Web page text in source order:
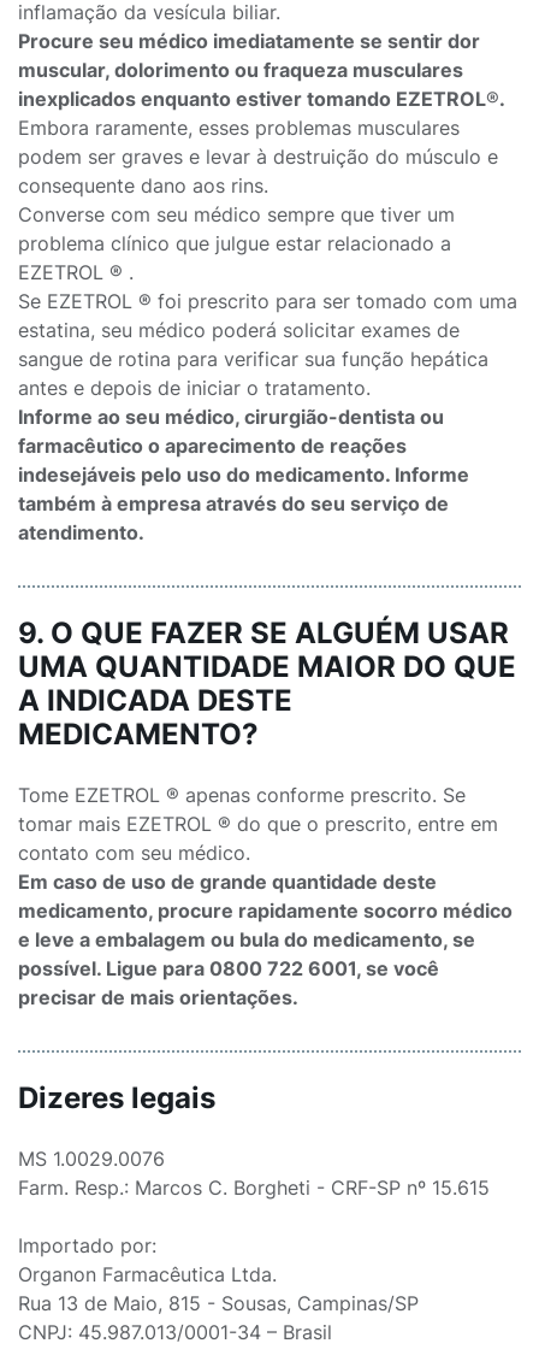
inflamação da vesícula biliar.
Procure seu médico imediatamente se sentir dor
muscular, dolorimento ou fraqueza musculares
inexplicados enquanto estiver tomando EZETROL®.
Embora raramente, esses problemas musculares
podem ser graves e levar à destruição do músculo e
consequente dano aos rins.
Converse com seu médico sempre que tiver um
problema clínico que julgue estar relacionado a
EZETROL ® .
Se EZETROL ® foi prescrito para ser tomado com uma
estatina, seu médico poderá solicitar exames de
sangue de rotina para verificar sua função hepática
antes e depois de iniciar o tratamento.
Informe ao seu médico, cirurgião-dentista ou
farmacêutico o aparecimento de reações
indesejáveis pelo uso do medicamento. Informe
também à empresa através do seu serviço de
atendimento.
9. O QUE FAZER SE ALGUÉM USAR
UMA QUANTIDADE MAIOR DO QUE
A INDICADA DESTE
MEDICAMENTO?
Tome EZETROL ® apenas conforme prescrito. Se
tomar mais EZETROL ® do que o prescrito, entre em
contato com seu médico.
Em caso de uso de grande quantidade deste
medicamento, procure rapidamente socorro médico
e leve a embalagem ou bula do medicamento, se
possível. Ligue para 0800 722 6001, se você
precisar de mais orientações.
Dizeres legais
MS 1.0029.0076
Farm. Resp.: Marcos C. Borgheti - CRF-SP nº 15.615
Importado por:
Organon Farmacêutica Ltda.
Rua 13 de Maio, 815 - Sousas, Campinas/SP
CNPJ: 45.987.013/0001-34 – Brasil